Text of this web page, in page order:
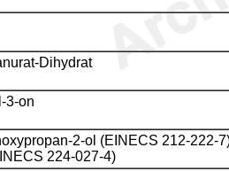
Dihydrat
3-on
2-ol (EINECS 212-222-
224-027-4)